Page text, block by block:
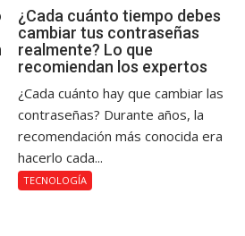
¿Cada cuánto tiempo debes
cambiar tus contraseñas
realmente? Lo que
recomiendan los expertos
¿Cada cuánto hay que cambiar las
contraseñas? Durante años, la
recomendación más conocida era
hacerlo cada...
TECNOLOGÍA